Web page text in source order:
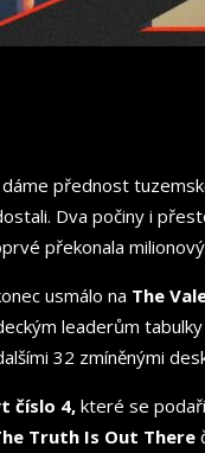
přednost
Dva počiny i
překonala
usmálo na The
leaderům
32 zmíněnými
číslo 4,které se
Truth Is Out There